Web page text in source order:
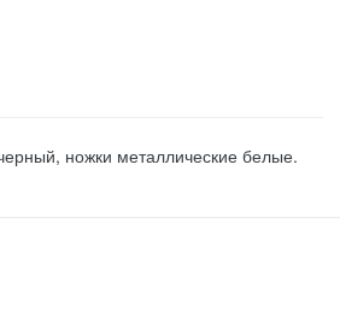
ножки металлические белые.